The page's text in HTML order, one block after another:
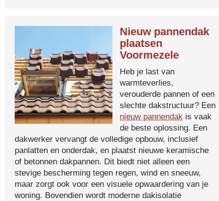
Nieuw pannendak
plaatsen
Voormezele
Heb je last van
warmteverlies,
verouderde pannen of een
slechte dakstructuur? Een
nieuw pannendak is vaak
de beste oplossing. Een
dakwerker vervangt de volledige opbouw, inclusief
panlatten en onderdak, en plaatst nieuwe keramische
of betonnen dakpannen. Dit biedt niet alleen een
stevige bescherming tegen regen, wind en sneeuw,
maar zorgt ook voor een visuele opwaardering van je
woning. Bovendien wordt moderne dakisolatie